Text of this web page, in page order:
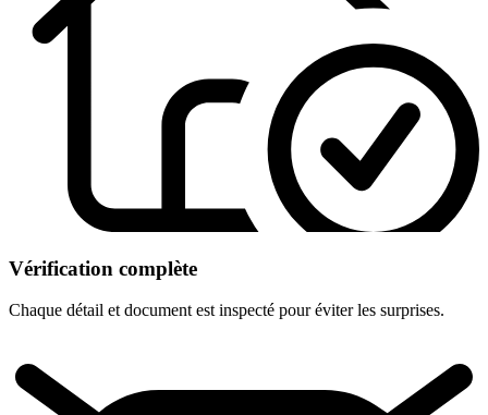
Vérification complète
Chaque détail et document est inspecté pour éviter les surprises.